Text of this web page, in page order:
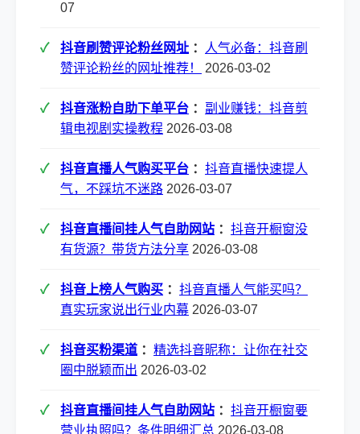
07
抖音刷赞评论粉丝网址 ：
人气必备：抖音刷
赞评论粉丝的网址推荐！
2026-03-02
抖音涨粉自助下单平台 ： 副业赚钱：抖音剪
辑电视剧实操教程 2026-03-08
抖音直播人气购买平台 ： 抖音直播快速提人
气，不踩坑不迷路 2026-03-07
抖音直播间挂人气自助网站 ： 抖音开橱窗没
有货源？带货方法分享 2026-03-08
抖音上榜人气购买 ： 抖音直播人气能买吗？
真实玩家说出行业内幕 2026-03-07
抖音买粉渠道 ： 精选抖音昵称：让你在社交
圈中脱颖而出 2026-03-02
抖音直播间挂人气自助网站 ： 抖音开橱窗要
营业执照吗？条件明细汇总 2026-03-08